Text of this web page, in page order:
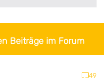
Beiträge im Forum
49